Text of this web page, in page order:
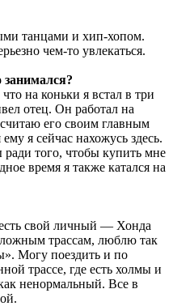
танцами и хип-хопом.
чем-то увлекаться.
на коньки я встал в три
отец. Он работал на
его своим главным
я сейчас нахожусь здесь.
ради того, чтобы купить мне
время я также катался на
свой личный — Хонда
трассам, люблю так
Могу поездить и по
трассе, где есть холмы и
ненормальный. Все в